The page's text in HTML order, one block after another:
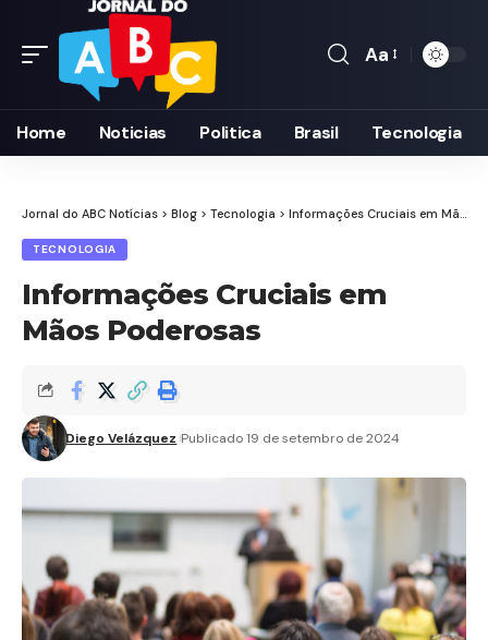
Font
Aa
Home Noticias Politica Brasil Tecnologia
Jornal do ABC Notícias > Blog > Tecnologia > Informações Cruciais em Mãos Poderosas
TECNOLOGIA
Informações Cruciais em
Mãos Poderosas
Diego Velázquez Publicado 19 de setembro de 2024